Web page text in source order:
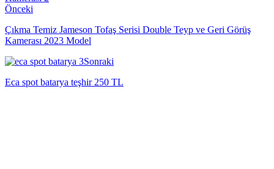
Önceki
Çıkma Temiz Jameson Tofaş Serisi Double Teyp ve Geri Görüş
Kamerası 2023 Model
Sonraki
Eca spot batarya teşhir 250 TL